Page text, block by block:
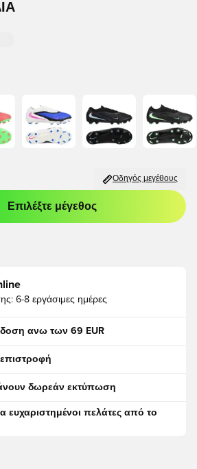
Οδηγός μεγέθους
να συνδεθείτε ή να εγγραφείτε ως
Επιλέξτε μέγεθος
6-8 εργάσιμες ημέρες
ανω των 69 EUR
δωρεάν εκτύπωση
ευχαριστημένοι πελάτες από το